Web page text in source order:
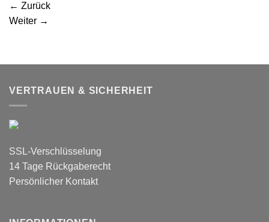
← Zurück
Weiter →
VERTRAUEN & SICHERHEIT
SSL-Verschlüsselung
14 Tage Rückgaberecht
Persönlicher Kontakt